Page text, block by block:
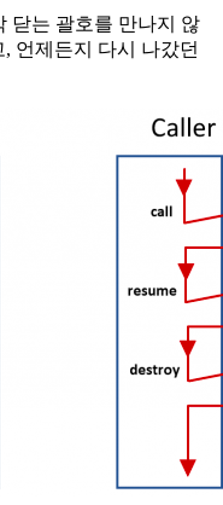
닫는 괄호를 만나지 않
언제든지 다시 나갔던